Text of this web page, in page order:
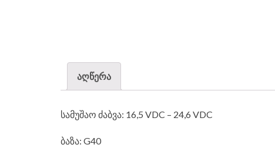
აღწერა
სამუშაო ძაბვა: 16,5 VDC – 24,6 VDC
ბაზა: G40